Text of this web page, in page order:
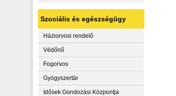
Szociális és egészségügy
Háziorvosi rendelő
Védőnő
Fogorvos
Gyógyszertár
Idősek Gondozási Központja